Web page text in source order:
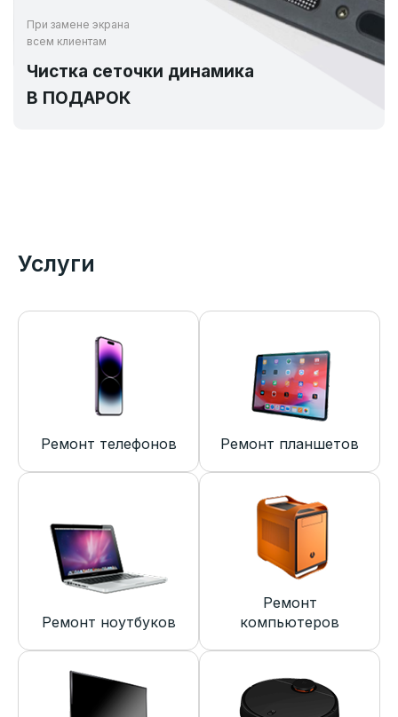
При замене экрана
всем клиентам
Чистка сеточки динамика
В ПОДАРОК
Услуги
Ремонт телефонов Ремонт планшетов
Ремонт ноутбуков
Ремонт
компьютеров